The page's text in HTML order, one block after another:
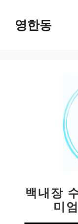
영한동
백내장
미